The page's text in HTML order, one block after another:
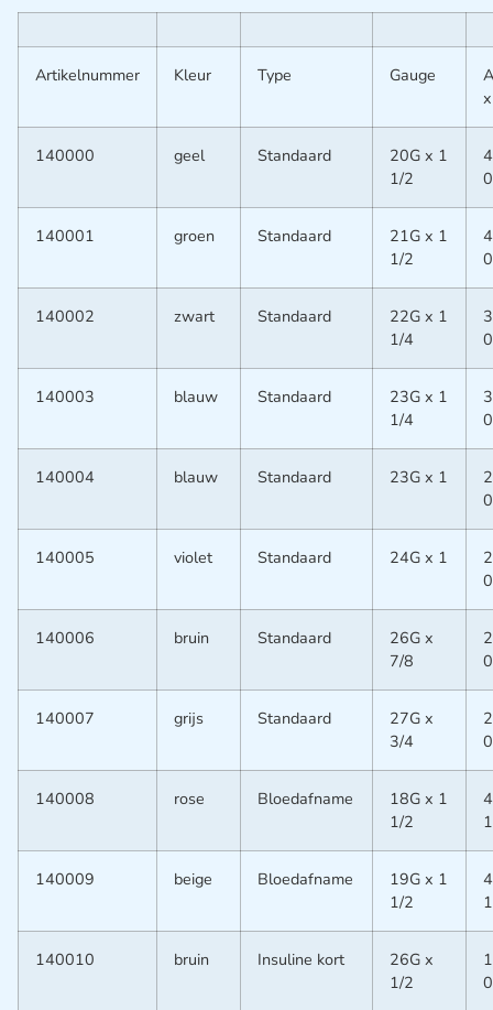
Artikelnummer Kleur Type Gauge
140000 geel Standaard
20G x 1
1/2
140001 groen Standaard
21G x 1
1/2
140002 zwart Standaard
22G x 1
1/4
140003 blauw Standaard
23G x 1
1/4
140004 blauw Standaard 23G x 1
140005 violet Standaard 24G x 1
140006 bruin Standaard
26G x
7/8
140007 grijs Standaard
27G x
3/4
140008 rose Bloedafname
18G x 1
1/2
140009 beige Bloedafname
19G x 1
1/2
140010 bruin Insuline kort
26G x
1/2